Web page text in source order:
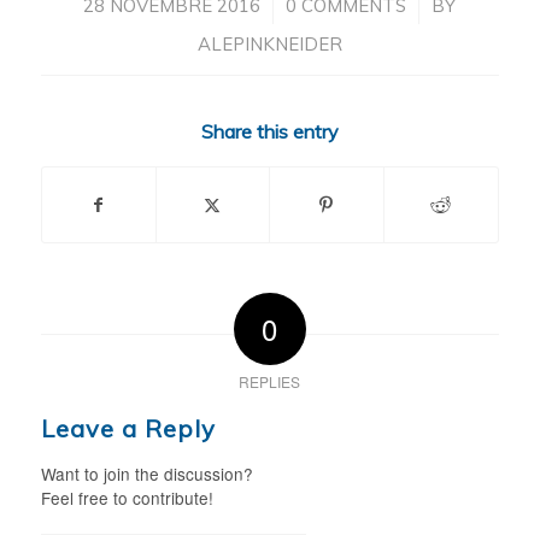
28 NOVEMBRE 2016 0 COMMENTS
BY
ALEPINKNEIDER
Share this entry
0
REPLIES
Leave a Reply
Want to join the discussion?
Feel free to contribute!